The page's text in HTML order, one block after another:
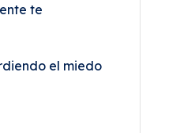
te
el miedo